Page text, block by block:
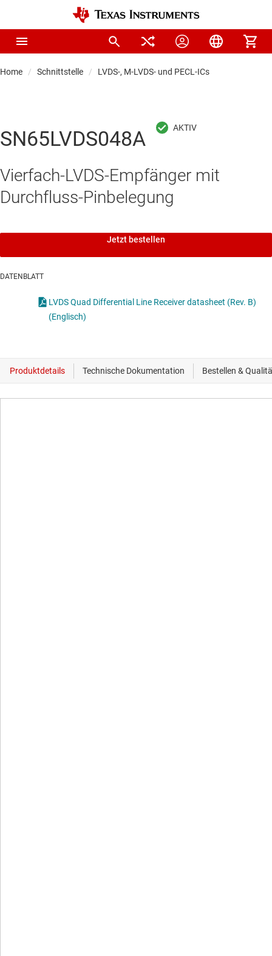
Home Schnittstelle LVDS-, M-LVDS- und PECL-ICs
SN65LVDS048A
Vierfach-LVDS-Empfänger mit
Durchfluss-Pinbelegung
Jetzt bestellen
DATENBLATT
LVDS Quad Differential Line Receiver datasheet (Rev. B)
(Englisch)